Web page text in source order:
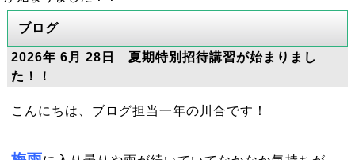
ブログ
2026年 6月 28日 夏期特別招待講習が始まりまし
た！！
こんにちは、ブログ担当一年の川合です！